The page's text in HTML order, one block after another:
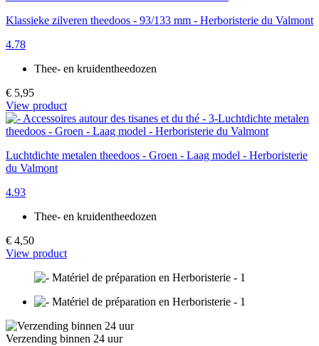
Klassieke zilveren theedoos - 93/133 mm - Herboristerie du Valmont
4.78
Thee- en kruidentheedozen
€ 5,95
View product
Luchtdichte metalen theedoos - Groen - Laag model - Herboristerie
du Valmont
4.93
Thee- en kruidentheedozen
€ 4,50
View product
Verzending binnen 24 uur